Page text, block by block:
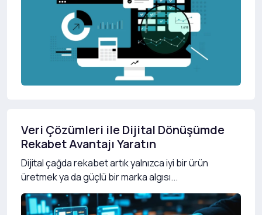
Veri Çözümleri ile Dijital Dönüşümde
Rekabet Avantajı Yaratın
Dijital çağda rekabet artık yalnızca iyi bir ürün
üretmek ya da güçlü bir marka algısı...